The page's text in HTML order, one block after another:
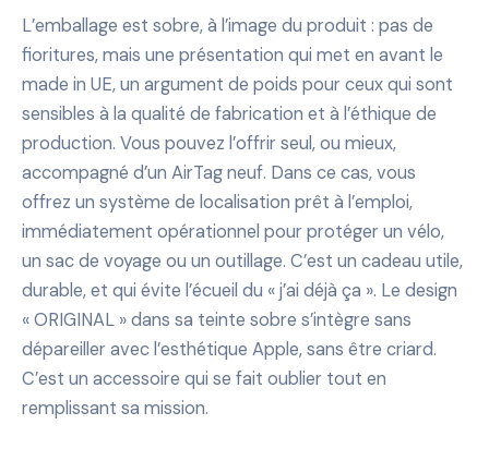
L’emballage est sobre, à l’image du produit : pas de
fioritures, mais une présentation qui met en avant le
made in UE, un argument de poids pour ceux qui sont
sensibles à la qualité de fabrication et à l’éthique de
production. Vous pouvez l’offrir seul, ou mieux,
accompagné d’un AirTag neuf. Dans ce cas, vous
offrez un système de localisation prêt à l’emploi,
immédiatement opérationnel pour protéger un vélo,
un sac de voyage ou un outillage. C’est un cadeau utile,
durable, et qui évite l’écueil du « j’ai déjà ça ». Le design
« ORIGINAL » dans sa teinte sobre s’intègre sans
dépareiller avec l’esthétique Apple, sans être criard.
C’est un accessoire qui se fait oublier tout en
remplissant sa mission.